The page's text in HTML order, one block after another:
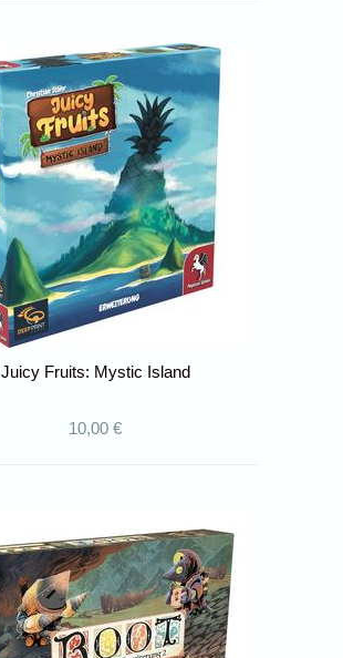
Juicy Fruits: Mystic Island
10,00 €